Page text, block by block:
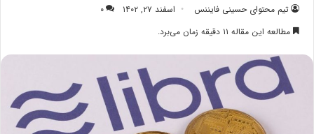
تیم محتوای حسینی‌ فایننس اسفند ۲۷, ۱۴۰۲
۰
مطالعه این مقاله ۱۱ دقیقه زمان می‌برد.